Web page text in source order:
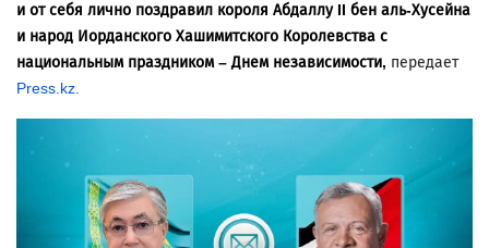
и от себя лично поздравил короля Абдаллу II бен аль-Хусейна
и народ Иорданского Хашимитского Королевства с
национальным праздником – Днем независимости, передает
Press.kz.